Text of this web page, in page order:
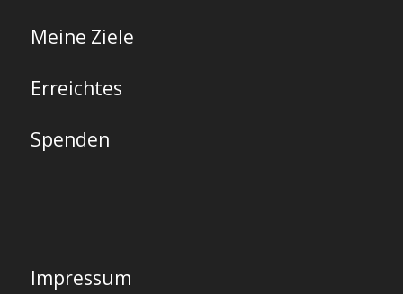
Meine Ziele
Erreichtes
Spenden
Impressum